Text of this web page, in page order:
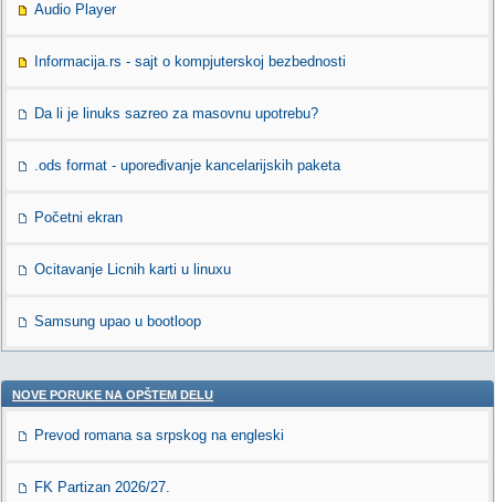
Audio Player
Informacija.rs - sajt o kompjuterskoj bezbednosti
Da li je linuks sazreo za masovnu upotrebu?
.ods format - upoređivanje kancelarijskih paketa
Početni ekran
Ocitavanje Licnih karti u linuxu
Samsung upao u bootloop
NOVE PORUKE NA OPŠTEM DELU
Prevod romana sa srpskog na engleski
FK Partizan 2026/27.